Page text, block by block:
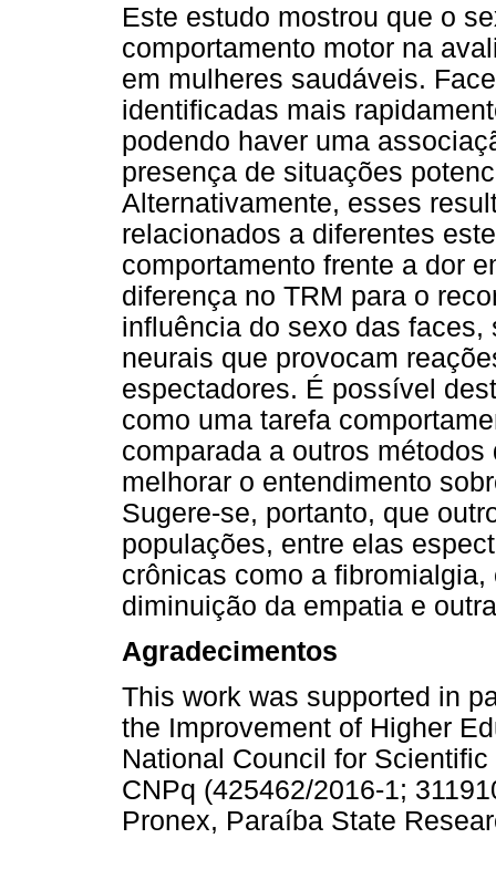
Este estudo mostrou que o
comportamento motor na
em mulheres saudáveis.
identificadas mais
podendo haver uma
presença de situações
Alternativamente, esses
relacionados a diferentes
comportamento frente a dor
diferença no TRM para o
influência do sexo das
neurais que provocam
espectadores. É possível
como uma tarefa
comparada a outros
melhorar o entendimento
Sugere-se, portanto, que
populações, entre elas
crônicas como a
diminuição da empatia e
Agradecimentos
This work was supported in
the Improvement of Higher
National Council for
CNPq (425462/2016-1;
Pronex, Paraíba State